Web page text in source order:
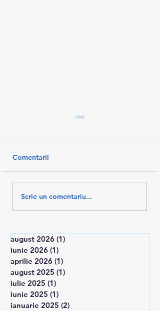
PAȘI ÎNAINTE PENTRU
Comentarii
Scrie un comentariu...
august 2026 (1)
iunie 2026 (1)
aprilie 2026 (1)
august 2025 (1)
iulie 2025 (1)
iunie 2025 (1)
ianuarie 2025 (2)